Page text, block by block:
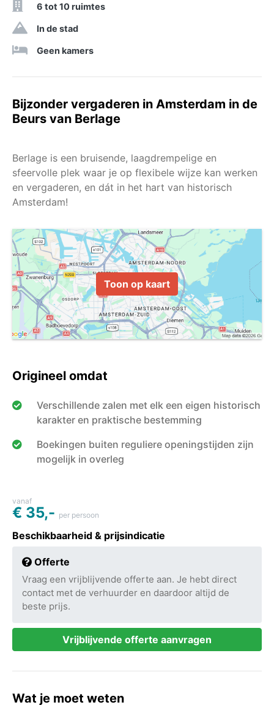
6 tot 10 ruimtes
In de stad
Geen kamers
Bijzonder vergaderen in Amsterdam in de
Beurs van Berlage
Berlage is een bruisende, laagdrempelige en
sfeervolle plek waar je op flexibele wijze kan werken
en vergaderen, en dát in het hart van historisch
Toon op kaart
Origineel omdat
Verschillende zalen met elk een eigen historisch
karakter en praktische bestemming
Boekingen buiten reguliere openingstijden zijn
mogelijk in overleg
vanaf
€ 35,- per persoon
Beschikbaarheid & prijsindicatie
Offerte
Vraag een vrijblijvende offerte aan. Je hebt direct
contact met de verhuurder en daardoor altijd de
beste prijs.
Vrijblijvende offerte aanvragen
Wat je moet weten